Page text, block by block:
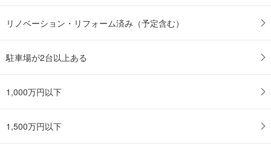
リノベーション・リフォーム済み（予定含む）
駐車場が2台以上ある
1,000万円以下
1,500万円以下